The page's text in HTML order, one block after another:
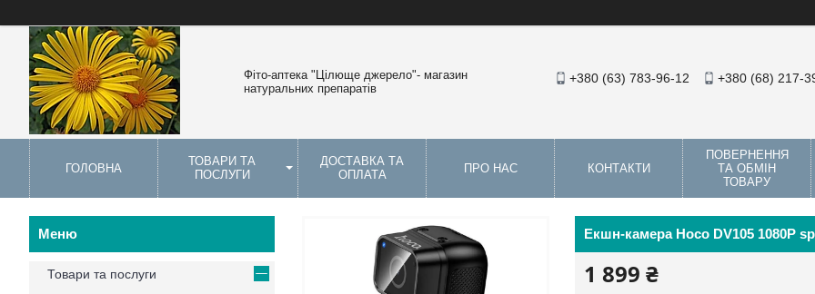
Фіто-аптека "Цілюще джерело"- магазин
натуральних препаратів
+380 (63) 783-96-12 +380 (68) 217-
ГОЛОВНА
ТОВАРИ ТА
ПОСЛУГИ
ДОСТАВКА ТА
ОПЛАТА
ПРО НАС КОНТАКТИ
ПОВЕРНЕННЯ
ТА ОБМІН
ТОВАРУ
Екшн-камера Hoco DV105 1080P
1 899 ₴
Товари та послуги